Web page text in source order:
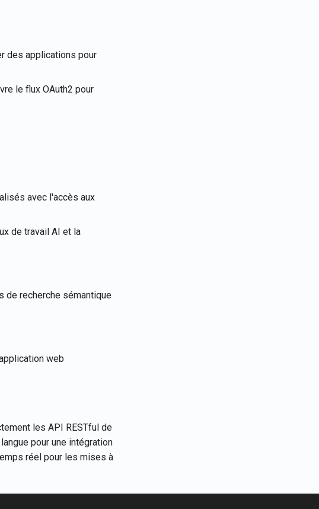
des applications pour
le flux OAuth2 pour
avec l'accès aux
de travail AI et la
de recherche sémantique
web
les API RESTful de
pour une intégration
réel pour les mises à